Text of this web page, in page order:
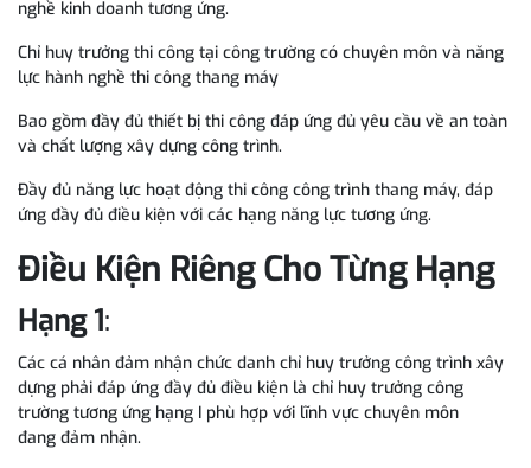
nghề kinh doanh tương ứng.
Chỉ huy trưởng thi công tại công trường có chuyên môn và năng
lực hành nghề thi công thang máy
Bao gồm đầy đủ thiết bị thi công đáp ứng đủ yêu cầu về an toàn
và chất lượng xây dựng công trình.
Đầy đủ năng lực hoạt động thi công công trình thang máy, đáp
ứng đầy đủ điều kiện với các hạng năng lực tương ứng.
Điều Kiện Riêng Cho Từng Hạng
Hạng 1:
Các cá nhân đảm nhận chức danh chỉ huy trưởng công trình xây
dựng phải đáp ứng đầy đủ điều kiện là chỉ huy trưởng công
trường tương ứng hạng I phù hợp với lĩnh vực chuyên môn
đang đảm nhận.